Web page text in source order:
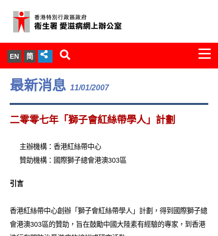
EN 简
關於我們
服務範圍
新聞發佈
愛滋病呈報表格
最新消息 11/01/2007
二零零七年「獅子會紅絲帶學人」計劃
主辦機構：香港紅絲帶中心
贊助機構：國際獅子總會港澳303區
引言
香港紅絲帶中心創辦「獅子會紅絲帶學人」計劃，得到國際獅子總
會港澳303區的贊助，旨在鼓勵中國大陸素有經驗的專家，到香港